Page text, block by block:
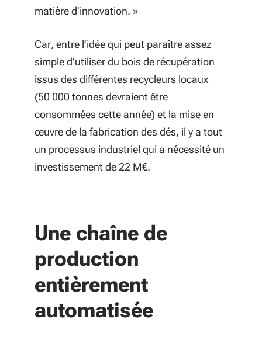
matière d’innovation. »
Car, entre l’idée qui peut paraître assez
simple d’utiliser du bois de récupération
issus des différentes recycleurs locaux
(50 000 tonnes devraient être
consommées cette année) et la mise en
œuvre de la fabrication des dés, il y a tout
un processus industriel qui a nécessité un
investissement de 22 M€.
Une chaîne de
production
entièrement
automatisée